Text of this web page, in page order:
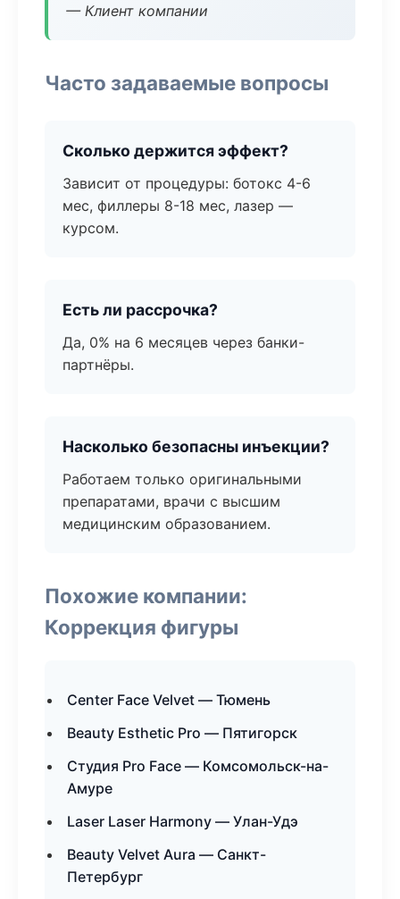
— Клиент компании
Часто задаваемые вопросы
Сколько держится эффект?
Зависит от процедуры: ботокс 4-6
мес, филлеры 8-18 мес, лазер —
курсом.
Есть ли рассрочка?
Да, 0% на 6 месяцев через банки-
партнёры.
Насколько безопасны инъекции?
Работаем только оригинальными
препаратами, врачи с высшим
медицинским образованием.
Похожие компании:
Коррекция фигуры
Center Face Velvet — Тюмень
Beauty Esthetic Pro — Пятигорск
Студия Pro Face — Комсомольск-на-
Амуре
Laser Laser Harmony — Улан-Удэ
Beauty Velvet Aura — Санкт-
Петербург